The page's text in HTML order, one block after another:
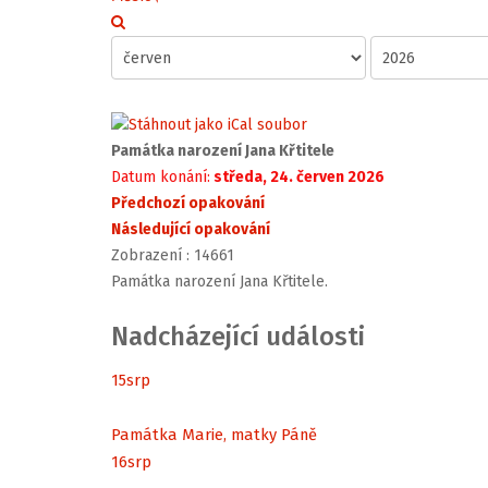
Památka narození Jana Křtitele
Datum konání: středa, 24. červen 2026
Předchozí opakování
Následující opakování
Zobrazení : 14661
Památka narození Jana Křtitele.
Nadcházející události
15srp
Památka Marie, matky Páně
16srp